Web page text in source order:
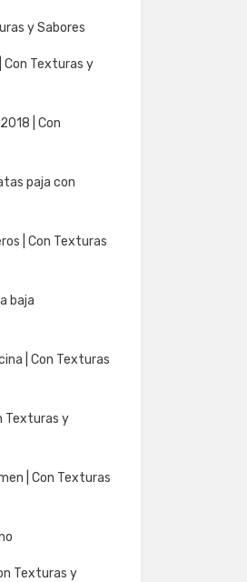
y Sabores
Con Texturas y
| Con
paja con
| Con Texturas
baja
| Con Texturas
Texturas y
| Con Texturas
Texturas y